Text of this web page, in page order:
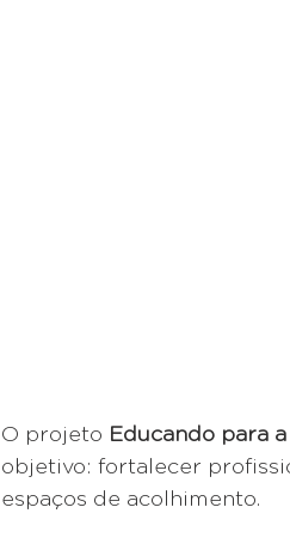
O projeto Educando para a
objetivo: fortalecer
espaços de acolhimento.